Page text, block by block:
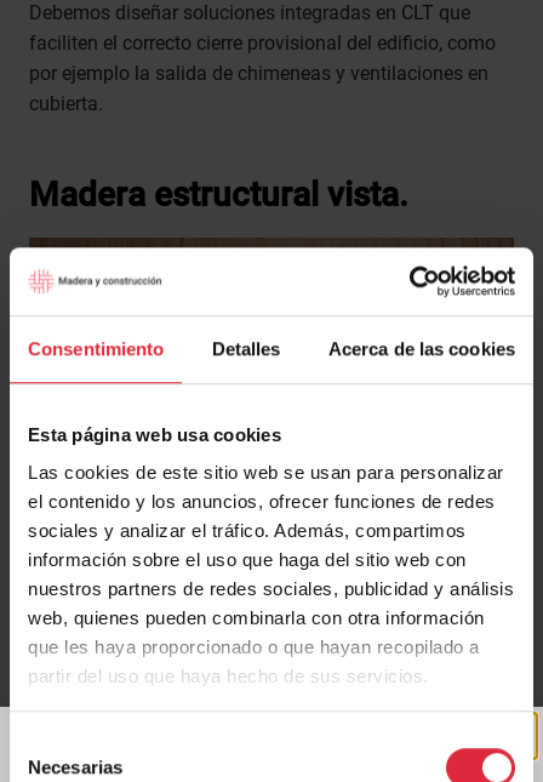
Consentimiento Detalles Acerca de las cookies
Esta página web usa cookies
Las cookies de este sitio web se usan para personalizar
el contenido y los anuncios, ofrecer funciones de redes
sociales y analizar el tráfico. Además, compartimos
información sobre el uso que haga del sitio web con
nuestros partners de redes sociales, publicidad y análisis
web, quienes pueden combinarla con otra información
que les haya proporcionado o que hayan recopilado a
partir del uso que haya hecho de sus servicios.
Necesarias
Debemos diseñar soluciones integradas en CLT que
faciliten el correcto cierre provisional del edificio, como
por ejemplo la salida de chimeneas y ventilaciones en
cubierta.
Madera estructural vista.
Imagen 3: El CLT visto puede requerir trabajos de ocultación de
tornillería que conviene
incluir en el proceso de montaje general. | Fuente: Arquitectura de
Blauhaus y construcción de House Habitat. | Fotografía: C. Franc
Jobar.
Una de las grandes ventajas del CLT es que, además de